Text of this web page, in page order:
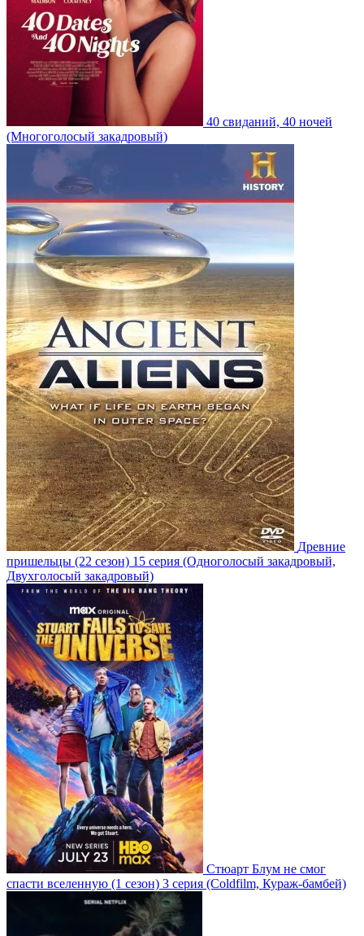
40 свиданий, 40 ночей
(Многоголосый закадровый)
Древние
пришельцы (22 сезон) 15 серия (Одноголосый закадровый,
Двухголосый закадровый)
Стюарт Блум не смог
спасти вселенную (1 сезон) 3 серия (Coldfilm, Кураж-бамбей)